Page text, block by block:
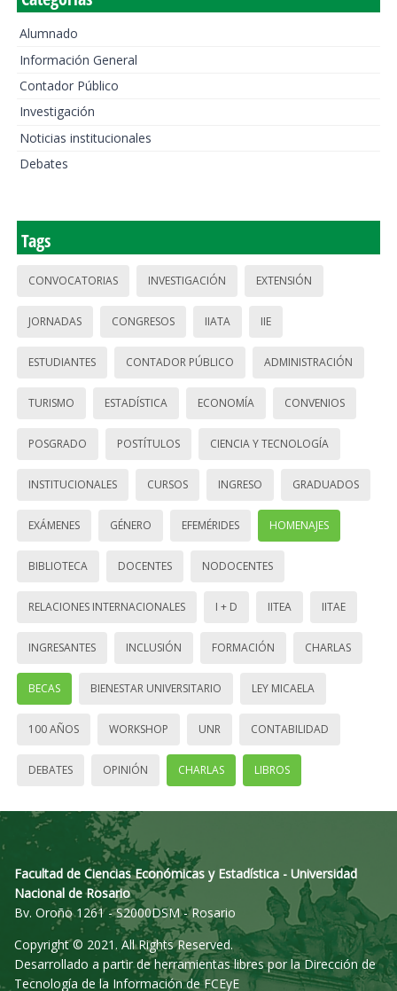
Alumnado
Información General
Contador Público
Investigación
Noticias institucionales
Debates
Tags
CONVOCATORIAS INVESTIGACIÓN EXTENSIÓN
JORNADAS CONGRESOS IIATA IIE
ESTUDIANTES CONTADOR PÚBLICO ADMINISTRACIÓN
TURISMO ESTADÍSTICA ECONOMÍA CONVENIOS
POSGRADO POSTÍTULOS CIENCIA Y TECNOLOGÍA
INSTITUCIONALES CURSOS INGRESO GRADUADOS
EXÁMENES GÉNERO EFEMÉRIDES HOMENAJES
BIBLIOTECA DOCENTES NODOCENTES
RELACIONES INTERNACIONALES I + D IITEA IITAE
INGRESANTES INCLUSIÓN FORMACIÓN CHARLAS
BECAS BIENESTAR UNIVERSITARIO LEY MICAELA
100 AÑOS WORKSHOP UNR CONTABILIDAD
DEBATES OPINIÓN CHARLAS LIBROS
Facultad de Ciencias Económicas y Estadística - Universidad
Nacional de Rosario
Bv. Oroño 1261 - S2000DSM - Rosario
Copyright © 2021. All Rights Reserved.
Desarrollado a partir de herramientas libres por la Dirección de
Tecnología de la Información de FCEyE